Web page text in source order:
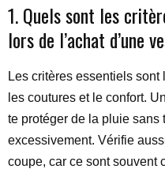
1. Quels sont les
lors de l’achat d’une
Les critères essentiels
les coutures et le confort.
te protéger de la pluie sans
excessivement. Vérifie
coupe, car ce sont souvent